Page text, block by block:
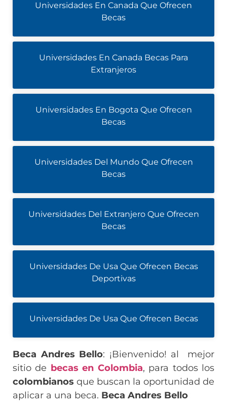
Universidades En Canada Que Ofrecen
Becas
Universidades En Canada Becas Para
Extranjeros
Universidades En Bogota Que Ofrecen
Becas
Universidades Del Mundo Que Ofrecen
Becas
Universidades Del Extranjero Que Ofrecen
Becas
Universidades De Usa Que Ofrecen Becas
Deportivas
Universidades De Usa Que Ofrecen Becas
Beca Andres Bello: ¡Bienvenido! al mejor
sitio de becas en Colombia, para todos los
colombianos que buscan la oportunidad de
aplicar a una beca. Beca Andres Bello